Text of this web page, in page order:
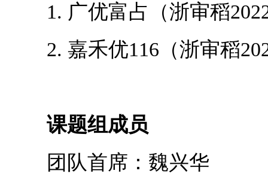
1. 广优富占（浙审稻
2. 嘉禾优116（浙审稻
课题组成员
团队首席：魏兴华